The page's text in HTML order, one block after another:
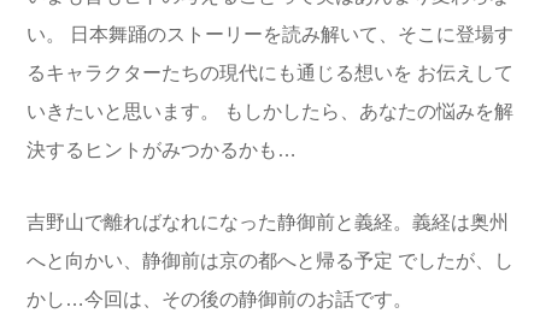
い。
日本舞踊のストーリーを読み解いて、そこに登場す
るキャラクターたちの現代にも通じる想いを お伝えして
いきたいと思います。
もしかしたら、あなたの悩みを解
決するヒントがみつかるかも…
吉野山で離ればなれになった静御前と義経。義経は奥州
へと向かい、静御前は京の都へと帰る予定 でしたが、し
かし…今回は、その後の静御前のお話です。